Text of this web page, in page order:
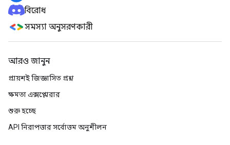
বিরোধ
সমস্যা অনুসরণকারী
আরও জানুন
প্রায়শই জিজ্ঞাসিত প্রশ্ন
ক্ষমতা এক্সপ্লোরার
শুরু হচ্ছে
API নিরাপত্তার সর্বোত্তম অনুশীলন